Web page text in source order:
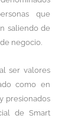
que
saliendo de
negocio.
ser valores
como en
presionados
de Smart